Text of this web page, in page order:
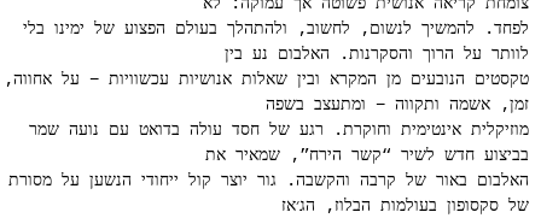
להמשיך לנשום, לחשוב, ולהתהלך בעולם הפצוע של ימינו בלי
על הרוך והסקרנות. האלבום נע בין
הנובעים מן המקרא ובין שאלות אנושיות עכשוויות – על אחווה,
אשמה ותקווה – ומתעצב בשפה
אינטימית וחוקרת. רגע של חסד עולה בדואט עם נועה שמר
חדש לשיר “קשר הירח”, שמאיר את
באור של קרבה והקשבה. גור יוצר קול ייחודי הנשען על מסורת
סקסופון בעולמות הבלוז, הג׳אז